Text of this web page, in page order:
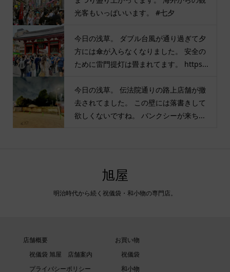
光客もいっぱいいます。 #七夕
今日の浅草。 ダブル台風が通り過ぎて夕
方には傘が入らなくなりました。 安全の
ために雷門提灯は畳まれてます。 https...
今日の浅草。 伝法院通りの路上店舗が撤
去されてました。 この壁には落書きして
欲しくないですね。 バンクシーが来ち...
旭屋
明治時代から続く祝儀袋・和小物の専門店。
店舗概要
祝儀袋 旭屋 店舗案内
プライバシーポリシー
お買い物
祝儀袋
和小物